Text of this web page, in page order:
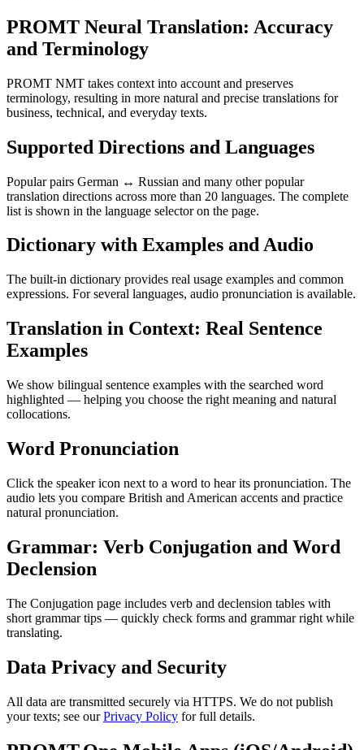
PROMT Neural Translation: Accuracy
and Terminology
PROMT NMT takes context into account and preserves
terminology, resulting in more natural and precise translations for
business, technical, and everyday texts.
Supported Directions and Languages
Popular pairs German ↔ Russian and many other popular
translation directions across more than 20 languages. The complete
list is shown in the language selector on the page.
Dictionary with Examples and Audio
The built-in dictionary provides real usage examples and common
expressions. For several languages, audio pronunciation is available.
Translation in Context: Real Sentence
Examples
We show bilingual sentence examples with the searched word
highlighted — helping you choose the right meaning and natural
collocations.
Word Pronunciation
Click the speaker icon next to a word to hear its pronunciation. The
audio lets you compare British and American accents and practice
natural pronunciation.
Grammar: Verb Conjugation and Word
Declension
The Conjugation page includes verb and declension tables with
short grammar tips — quickly check forms and grammar right while
translating.
Data Privacy and Security
All data are transmitted securely via HTTPS. We do not publish
your texts; see ourPrivacy Policy for full details.